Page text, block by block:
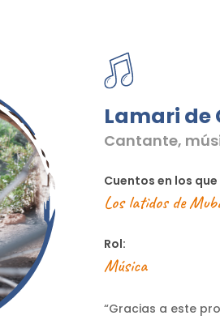
Lamari de
Cantante,
Cuentos en los
Los latidos de
Rol:
Música
“Gracias a este